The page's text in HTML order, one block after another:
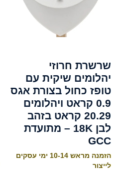
שרשרת חרוזי
יהלומים שיקית עם
טופז כחול בצורת אגס
0.9 קראט ויהלומים
20.29 קראט בזהב
לבן 18K – מתועדת
GCC
הזמנה מראש 10-14 ימי עסקים
לייצור